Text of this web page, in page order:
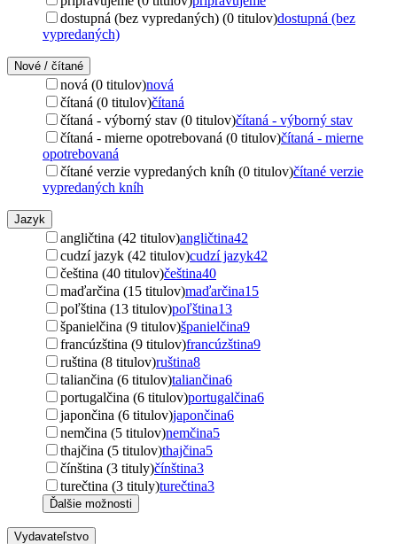
dostupná (bez vypredaných) (0 titulov)dostupná (bez
vypredaných)
Nové / čítané
nová (0 titulov)nová
čítaná (0 titulov)čítaná
čítaná - výborný stav (0 titulov)čítaná - výborný stav
čítaná - mierne opotrebovaná (0 titulov)čítaná - mierne
opotrebovaná
čítané verzie vypredaných kníh (0 titulov)čítané verzie
vypredaných kníh
Jazyk
angličtina (42 titulov)angličtina42
cudzí jazyk (42 titulov)cudzí jazyk42
čeština (40 titulov)čeština40
maďarčina (15 titulov)maďarčina15
poľština (13 titulov)poľština13
španielčina (9 titulov)španielčina9
francúzština (9 titulov)francúzština9
ruština (8 titulov)ruština8
taliančina (6 titulov)taliančina6
portugalčina (6 titulov)portugalčina6
japončina (6 titulov)japončina6
nemčina (5 titulov)nemčina5
thajčina (5 titulov)thajčina5
čínština (3 tituly)čínština3
turečtina (3 tituly)turečtina3
Ďalšie možnosti
Vydavateľstvo